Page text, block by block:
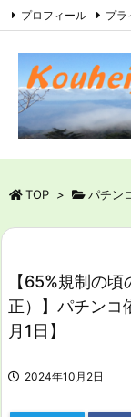
プロフィール プラ
TOP > パチン
【65%規制の
正）】パチンコ
月1日】
2024年10月2日